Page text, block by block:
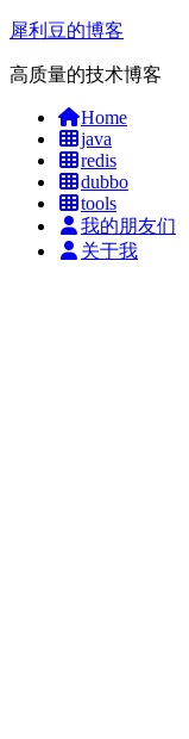
犀利豆的博客
高质量的技术博客
Home
java
redis
dubbo
tools
我的朋友们
关于我